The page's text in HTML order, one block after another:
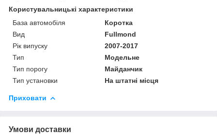
Користувальницькі характеристики
База автомобіля
Коротка
Вид
Fullmond
Рік випуску
2007-2017
Тип
Модельне
Тип порогу
Майданчик
Тип установки
На штатні місця
Приховати
Умови доставки